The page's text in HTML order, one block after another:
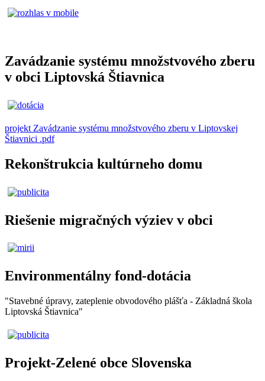
Zavádzanie systému množstvového zberu
v obci Liptovská Štiavnica
projekt Zavádzanie systému množstvového zberu v Liptovskej
Štiavnici .pdf
Rekonštrukcia kultúrneho domu
Riešenie migračných výziev v obci
Environmentálny fond-dotácia
"Stavebné úpravy, zateplenie obvodového plášťa - Základná škola
Liptovská Štiavnica"
Projekt-Zelené obce Slovenska